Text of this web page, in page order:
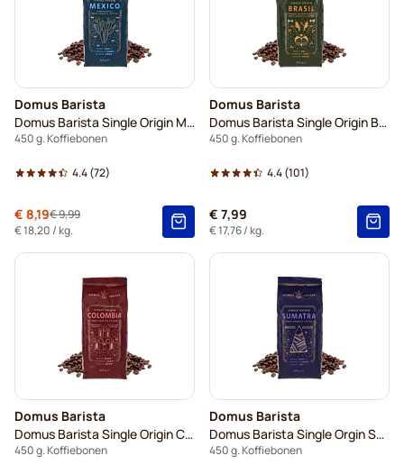
Domus Barista
Domus Barista Single Origin Mexico
450 g. Koffiebonen
4.4(72)
Speciale prijs
€ 8,19Normale prijs
€ 9,99
€ 18,20 / kg.
Domus Barista
Domus Barista Single Origin Brasil
450 g. Koffiebonen
4.4(101)
€ 7,99
€ 17,76/ kg.
Domus Barista
Domus Barista Single Origin Colombia
450 g. Koffiebonen
Domus Barista
Domus Barista Single Orgin Sumatra
450 g. Koffiebonen